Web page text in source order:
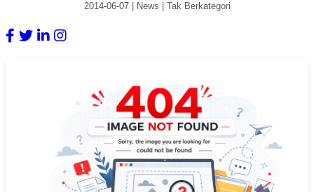
2014-06-07| News Tak Berkategori